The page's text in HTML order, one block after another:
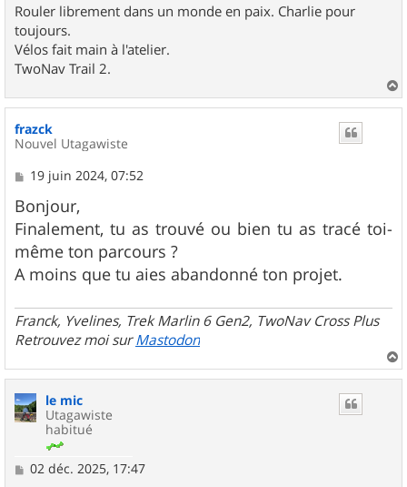
Rouler librement dans un monde en paix. Charlie pour
toujours.
Vélos fait main à l'atelier.
TwoNav Trail 2.
a
u
frazck
Nouvel Utagawiste
M
s
s
a
g
e
19 juin 2024, 07:52
Bonjour,
Finalement, tu as trouvé ou bien tu as tracé toi-
même ton parcours ?
A moins que tu aies abandonné ton projet.
Franck, Yvelines, Trek Marlin 6 Gen2, TwoNav Cross Plus
Retrouvez moi surMastodon
a
le mic
Utagawiste
habitué
M
02 déc. 2025, 17:47